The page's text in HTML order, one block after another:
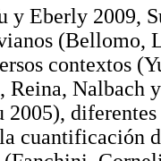
y Eberly 2009,
(Bellomo,
contextos
Nalbach
2005),
cuantificación